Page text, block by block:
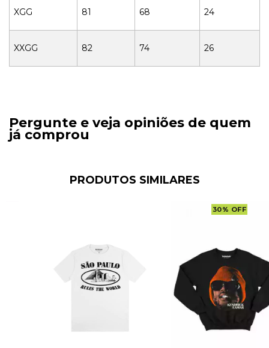
XGG 81 68 24
XXGG 82 74 26
Pergunte e veja opiniões de quem
já comprou
PRODUTOS SIMILARES
30% OFF